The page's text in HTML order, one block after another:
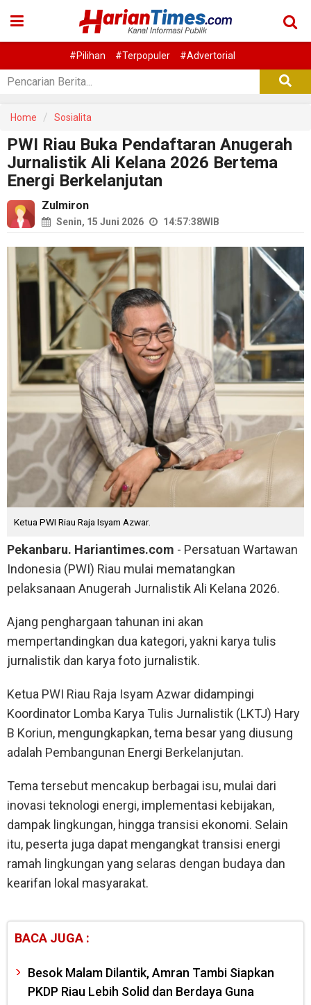
#Pilihan #Terpopuler #Advertorial
Home Sosialita
PWI Riau Buka Pendaftaran Anugerah
Jurnalistik Ali Kelana 2026 Bertema
Energi Berkelanjutan
Zulmiron
Senin, 15 Juni 2026 14:57:38WIB
Ketua PWI Riau Raja Isyam Azwar.
Pekanbaru. Hariantimes.com - Persatuan Wartawan
Indonesia (PWI) Riau mulai mematangkan
pelaksanaan Anugerah Jurnalistik Ali Kelana 2026.
Ajang penghargaan tahunan ini akan
mempertandingkan dua kategori, yakni karya tulis
jurnalistik dan karya foto jurnalistik.
Ketua PWI Riau Raja Isyam Azwar didampingi
Koordinator Lomba Karya Tulis Jurnalistik (LKTJ) Hary
B Koriun, mengungkapkan, tema besar yang diusung
adalah Pembangunan Energi Berkelanjutan.
Tema tersebut mencakup berbagai isu, mulai dari
inovasi teknologi energi, implementasi kebijakan,
dampak lingkungan, hingga transisi ekonomi. Selain
itu, peserta juga dapat mengangkat transisi energi
ramah lingkungan yang selaras dengan budaya dan
kearifan lokal masyarakat.
BACA JUGA :
Besok Malam Dilantik, Amran Tambi Siapkan
PKDP Riau Lebih Solid dan Berdaya Guna